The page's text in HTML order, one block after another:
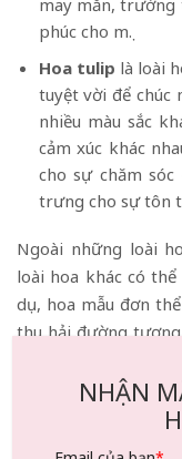
phúc cho mẹ.
Hoa tulip là loài
tuyệt vời để chúc
nhiều màu sắc
cảm xúc khác
cho sự chăm
trưng cho sự tôn
Ngoài những loài
loài hoa khác có thể
dụ, hoa mẫu đơn
thu hải đường
vọng và hạnh phúc.
trong ngày sinh
NHẬN